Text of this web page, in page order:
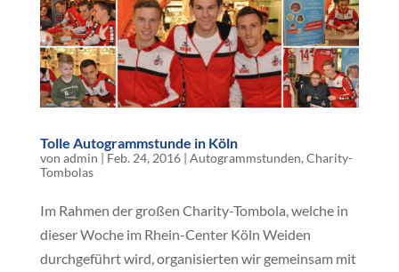
Tolle Autogrammstunde in Köln
von admin | Feb. 24, 2016| Autogrammstunden, Charity-
Tombolas
Im Rahmen der großen Charity-Tombola, welche in
dieser Woche im Rhein-Center Köln Weiden
durchgeführt wird, organisierten wir gemeinsam mit